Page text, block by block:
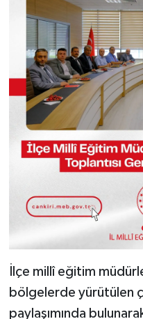
İlçe millî eğitim
bölgelerde yürütülen
paylaşımında